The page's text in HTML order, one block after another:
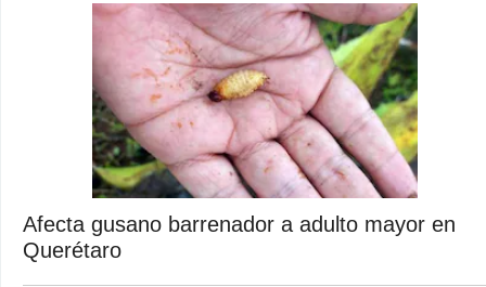
Afecta gusano barrenador a adulto mayor en
Querétaro